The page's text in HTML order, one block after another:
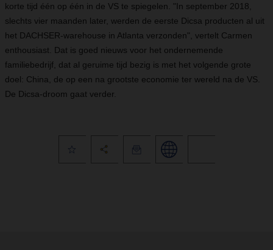
korte tijd één op één in de VS te spiegelen. "In september 2018,
slechts vier maanden later, werden de eerste Dicsa producten al uit
het DACHSER-warehouse in Atlanta verzonden", vertelt Carmen
enthousiast. Dat is goed nieuws voor het ondernemende
familiebedrijf, dat al geruime tijd bezig is met het volgende grote
doel: China, de op een na grootste economie ter wereld na de VS.
De Dicsa-droom gaat verder.